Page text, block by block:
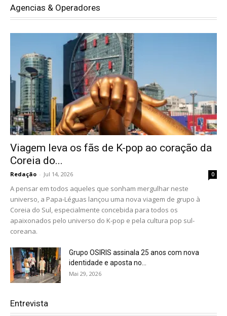
Agencias & Operadores
Viagem leva os fãs de K-pop ao coração da
Coreia do...
Redação - Jul 14, 2026 0
A pensar em todos aqueles que sonham mergulhar neste
universo, a Papa-Léguas lançou uma nova viagem de grupo à
Coreia do Sul, especialmente concebida para todos os
apaixonados pelo universo do K-pop e pela cultura pop sul-
coreana.
Grupo OSIRIS assinala 25 anos com nova
identidade e aposta no...
Mai 29, 2026
Entrevista